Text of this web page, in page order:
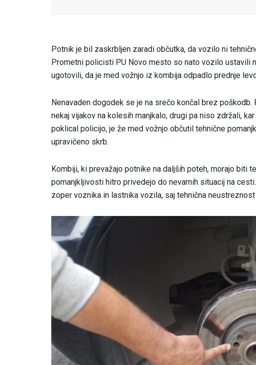
Potnik je bil zaskrbljen zaradi občutka, da vozilo ni
Prometni policisti PU Novo mesto so nato vozilo ustavili
ugotovili, da je med vožnjo iz kombija odpadlo prednje
Nenavaden dogodek se je na srečo končal brez
nekaj vijakov na kolesih manjkalo, drugi pa niso zdržali,
poklical policijo, je že med vožnjo občutil tehnične
upravičeno skrb.
Kombiji, ki prevažajo potnike na daljših poteh, morajo biti
pomanjkljivosti hitro privedejo do nevarnih situacij na
zoper voznika in lastnika vozila, saj tehnična